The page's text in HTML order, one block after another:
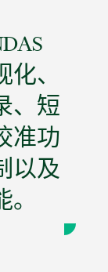
、
、短
准功
以及